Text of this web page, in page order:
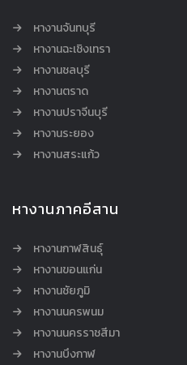
หางานจันทบุรี
หางานฉะเชิงเทรา
หางานชลบุรี
หางานตราด
หางานปราจีนบุรี
หางานระยอง
หางานสระแก้ว
หางานภาคอีสาน
หางานกาฬสินธุ์
หางานขอนแก่น
หางานชัยภูมิ
หางานนครพนม
หางานนครราชสีมา
หางานบึงกาฬ